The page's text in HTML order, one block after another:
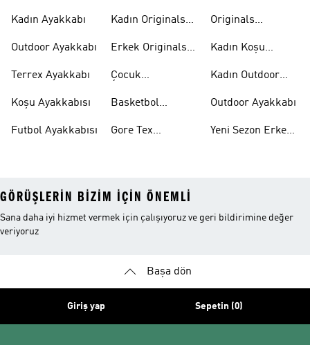
Kadın Ayakkabı
Outdoor Ayakkabı
Terrex Ayakkabı
Koşu Ayakkabısı
Futbol Ayakkabısı
Kadın Originals
Erkek Originals
Çocuk
Basketbol
Gore Tex
Originals
Kadın Koşu
Kadın Outdoor
Outdoor Ayakkabı
Yeni Sezon Erkek
GÖRÜŞLERIN BIZIM IÇIN ÖNEMLI
Sana daha iyi hizmet vermek için çalışıyoruz ve geri bildirimine değer
veriyoruz
Başa dön
Giriş yap Sepetin (0)